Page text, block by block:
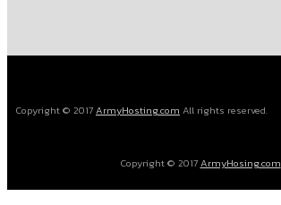
Copyright © 2017ArmyHosting.com All rights reserved.
Copyright © 2017ArmyHosing.com